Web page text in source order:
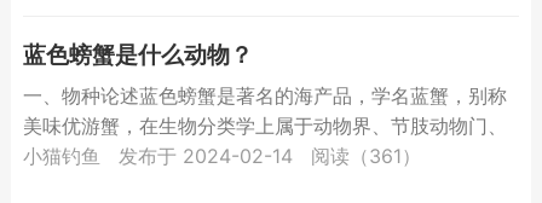
蓝色螃蟹是什么动物？
一、物种论述蓝色螃蟹是著名的海产品，学名蓝蟹，别称
美味优游蟹，在生物分类学上属于动物界、节肢动物门、
甲壳纲、十足目、梭子蟹科、美青蟹属的统称，广泛分布
小猫钓鱼 发布于 2024-02-14 阅读（361）